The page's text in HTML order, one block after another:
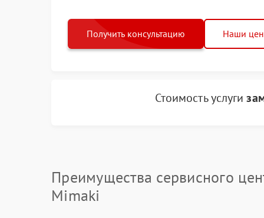
Получить консультацию Наши
Стоимость услуги
Преимущества сервисного
Mimaki